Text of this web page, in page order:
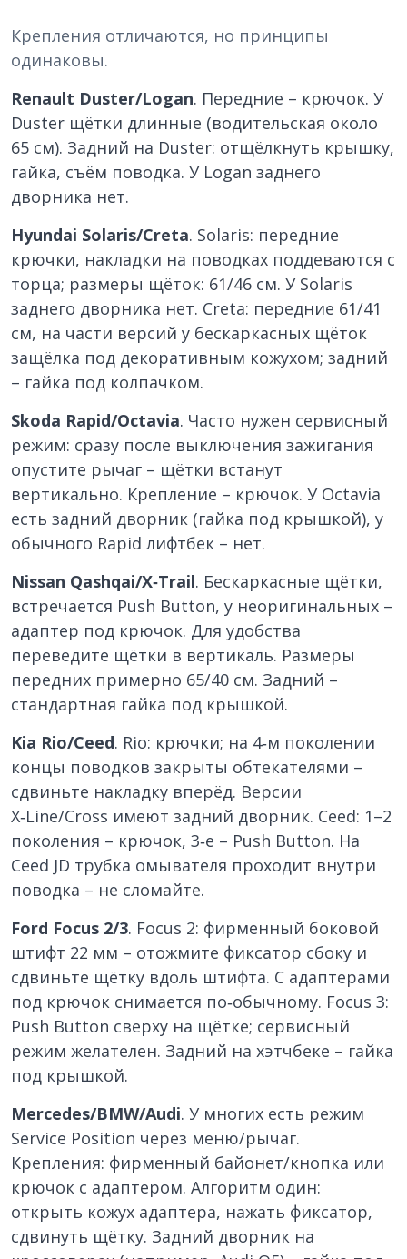
Крепления отличаются, но принципы
одинаковы.
Renault Duster/Logan. Передние – крючок. У
Duster щётки длинные (водительская около
65 см). Задний на Duster: отщёлкнуть крышку,
гайка, съём поводка. У Logan заднего
дворника нет.
Hyundai Solaris/Creta. Solaris: передние
крючки, накладки на поводках поддеваются с
торца; размеры щёток: 61/46 см. У Solaris
заднего дворника нет. Creta: передние 61/41
см, на части версий у бескаркасных щёток
защёлка под декоративным кожухом; задний
– гайка под колпачком.
Skoda Rapid/Octavia. Часто нужен сервисный
режим: сразу после выключения зажигания
опустите рычаг – щётки встанут
вертикально. Крепление – крючок. У Octavia
есть задний дворник (гайка под крышкой), у
обычного Rapid лифтбек – нет.
Nissan Qashqai/X‑Trail. Бескаркасные щётки,
встречается Push Button, у неоригинальных –
адаптер под крючок. Для удобства
переведите щётки в вертикаль. Размеры
передних примерно 65/40 см. Задний –
стандартная гайка под крышкой.
Kia Rio/Ceed. Rio: крючки; на 4‑м поколении
концы поводков закрыты обтекателями –
сдвиньте накладку вперёд. Версии
X‑Line/Cross имеют задний дворник. Ceed: 1–2
поколения – крючок, 3‑е – Push Button. На
Ceed JD трубка омывателя проходит внутри
поводка – не сломайте.
Ford Focus 2/3. Focus 2: фирменный боковой
штифт 22 мм – отожмите фиксатор сбоку и
сдвиньте щётку вдоль штифта. С адаптерами
под крючок снимается по‑обычному. Focus 3:
Push Button сверху на щётке; сервисный
режим желателен. Задний на хэтчбекe – гайка
под крышкой.
Mercedes/BMW/Audi. У многих есть режим
Service Position через меню/рычаг.
Крепления: фирменный байонет/кнопка или
крючок с адаптером. Алгоритм один:
открыть кожух адаптера, нажать фиксатор,
сдвинуть щётку. Задний дворник на